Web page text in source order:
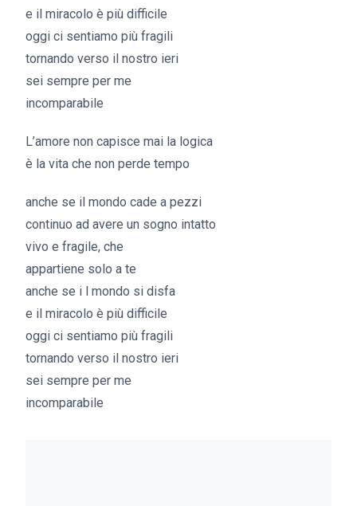
e il miracolo è più difficile
oggi ci sentiamo più fragili
tornando verso il nostro ieri
sei sempre per me
incomparabile
L’amore non capisce mai la logica
è la vita che non perde tempo
anche se il mondo cade a pezzi
continuo ad avere un sogno intatto
vivo e fragile, che
appartiene solo a te
anche se i l mondo si disfa
e il miracolo è più difficile
oggi ci sentiamo più fragili
tornando verso il nostro ieri
sei sempre per me
incomparabile